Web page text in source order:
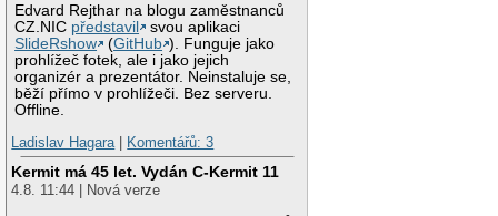
Edvard Rejthar na blogu zaměstnanců
CZ.NIC představil
svou aplikaci
SlideRshow
(GitHub ). Funguje jako
prohlížeč fotek, ale i jako jejich
organizér a prezentátor. Neinstaluje se,
běží přímo v prohlížeči. Bez serveru.
Offline.
Ladislav Hagara| Komentářů: 3
Kermit má 45 let. Vydán C-Kermit 11
4.8. 11:44 | Nová verze